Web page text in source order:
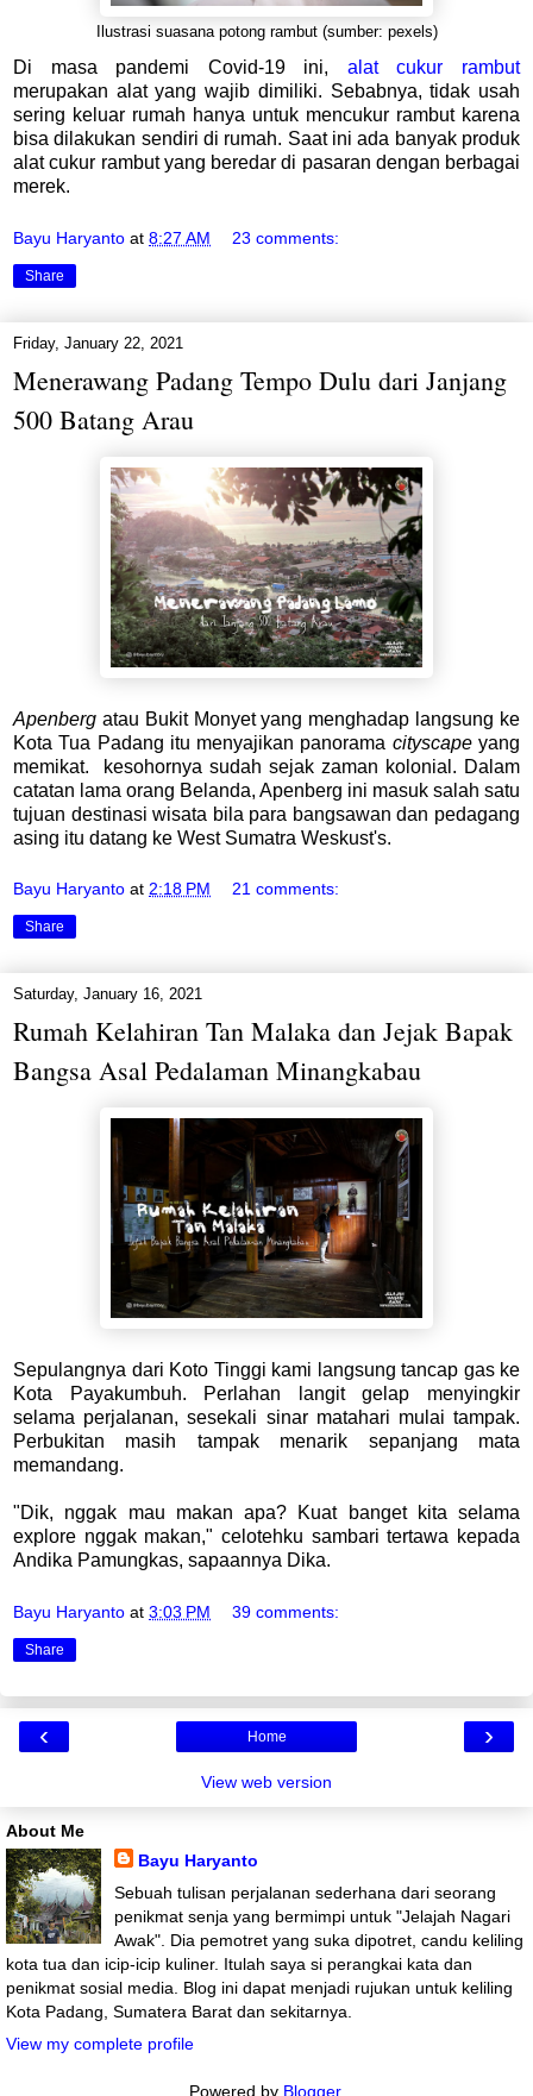
Ilustrasi suasana potong rambut (sumber: pexels)
Di masa pandemi Covid-19 ini, alat cukur rambut
merupakan alat yang wajib dimiliki. Sebabnya, tidak usah
sering keluar rumah hanya untuk mencukur rambut karena
bisa dilakukan sendiri di rumah. Saat ini ada banyak produk
alat cukur rambut yang beredar di pasaran dengan berbagai
merek.
Bayu Haryanto at 8:27 AM 23 comments:
Share
Friday, January 22, 2021
Menerawang Padang Tempo Dulu dari Janjang
500 Batang Arau
Apenberg atau Bukit Monyet yang menghadap langsung ke
Kota Tua Padang itu menyajikan panorama cityscapeyang
memikat. kesohornya sudah sejak zaman kolonial. Dalam
catatan lama orang Belanda, Apenberg ini masuk salah satu
tujuan destinasi wisata bila para bangsawan dan pedagang
asing itu datang ke West Sumatra Weskust's.
Bayu Haryanto at 2:18 PM 21 comments:
Share
Saturday, January 16, 2021
Rumah Kelahiran Tan Malaka dan Jejak Bapak
Bangsa Asal Pedalaman Minangkabau
Sepulangnya dari Koto Tinggi kami langsung tancap gas ke
Kota Payakumbuh. Perlahan langit gelap menyingkir
selama perjalanan, sesekali sinar matahari mulai tampak.
Perbukitan masih tampak menarik sepanjang mata
memandang.
"Dik, nggak mau makan apa? Kuat banget kita selama
explore nggak makan," celotehku sambari tertawa kepada
Andika Pamungkas, sapaannya Dika.
Bayu Haryanto at 3:03 PM 39 comments:
Share
‹ ›
Home
View web version
About Me
Bayu Haryanto
Sebuah tulisan perjalanan sederhana dari seorang
penikmat senja yang bermimpi untuk "Jelajah Nagari
Awak". Dia pemotret yang suka dipotret, candu keliling
kota tua dan icip-icip kuliner. Itulah saya si perangkai kata dan
penikmat sosial media. Blog ini dapat menjadi rujukan untuk keliling
Kota Padang, Sumatera Barat dan sekitarnya.
View my complete profile
Powered by Blogger.